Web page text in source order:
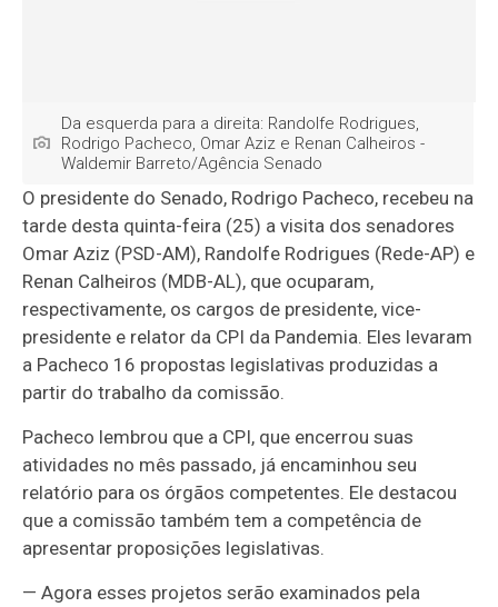
Da esquerda para a direita: Randolfe Rodrigues,
Rodrigo Pacheco, Omar Aziz e Renan Calheiros -
Waldemir Barreto/Agência Senado
O presidente do Senado, Rodrigo Pacheco, recebeu na
tarde desta quinta-feira (25) a visita dos senadores
Omar Aziz (PSD-AM), Randolfe Rodrigues (Rede-AP) e
Renan Calheiros (MDB-AL), que ocuparam,
respectivamente, os cargos de presidente, vice-
presidente e relator da CPI da Pandemia. Eles levaram
a Pacheco 16 propostas legislativas produzidas a
partir do trabalho da comissão.
Pacheco lembrou que a CPI, que encerrou suas
atividades no mês passado, já encaminhou seu
relatório para os órgãos competentes. Ele destacou
que a comissão também tem a competência de
apresentar proposições legislativas.
— Agora esses projetos serão examinados pela